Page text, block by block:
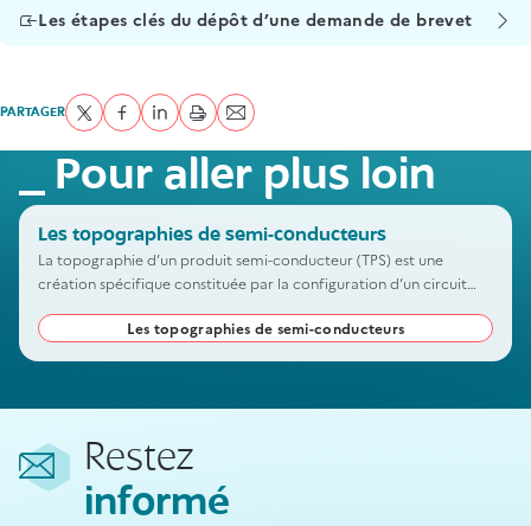
Les étapes clés du dépôt d’une demande de brevet
PARTAGERPartager sur Twitter
Partager sur Facebook
Partager sur LinkedIn
imprimerEnvoyer par courriel
Pour aller plus loin
Les topographies de semi-conducteurs
La topographie d’un produit semi-conducteur (TPS) est une
création spécifique constituée par la configuration d’un circuit
protection particulière auprès de l’INPI.
Les topographies de semi-conducteurs
Restez
informé